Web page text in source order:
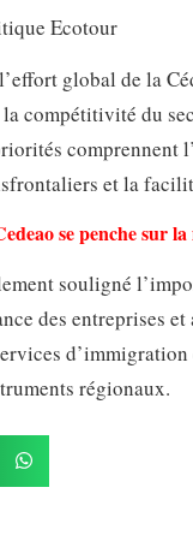
Ecotour
global de la
compétitivité du
comprennent
et la
se penche sur
souligné
des entreprises
régionaux.